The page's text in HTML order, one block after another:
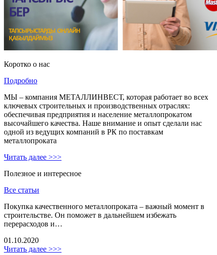
Коротко о нас
Подробно
МЫ – компания МЕТАЛЛИНВЕСТ, которая работает во всех
ключевых строительных и производственных отраслях:
обеспечивая предприятия и население металлопрокатом
высочайшего качества. Наше внимание и опыт сделали нас
одной из ведущих компаний в РК по поставкам
металлопроката
Читать далее >>>
Полезное и интересное
Все статьи
Покупка качественного металлопроката – важный момент в
строительстве. Он поможет в дальнейшем избежать
перерасходов и…
01.10.2020
Читать далее >>>